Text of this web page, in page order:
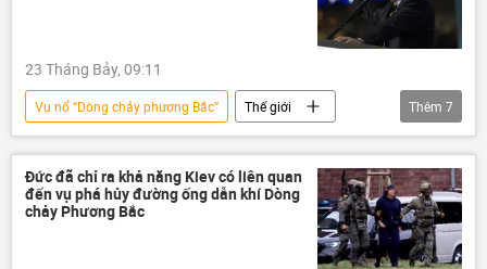
23 Tháng Bảy, 09:11
Vụ nổ “Dòng chảy phương Bắc”
Thế giới
Châu Âu
Tucker Carlson
nhà báo
Iran
Xung đột Mỹ-Iran
Nga
khí đốt
Thêm 7
Đức đã chỉ ra khả năng Kiev có liên quan
đến vụ phá hủy đường ống dẫn khí Dòng
chảy Phương Bắc